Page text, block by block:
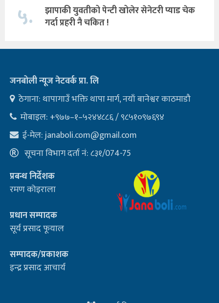
५.
झापाकी युवतीको पेन्टी खोलेर सेनेटरी प्याड चेक
गर्दा प्रहरी नै चकित !
जनबोली न्यूज नेटवर्क प्रा. लि
ठेगाना: थापागाउँ भक्ति थापा मार्ग, नयाँ बानेश्वर काठमाडौ
मोबाइल: +९७७–१–५२४४८८६ / ९८५१०९७६९४
ई-मेल:janaboli.com@gmail.com
सूचना विभाग दर्ता नं: ८३१/074-75
प्रबन्ध निर्देशक
रमण कोइराला
प्रधान सम्पादक
सूर्य प्रसाद फूयाल
सम्पादक/प्रकाशक
इन्द्र प्रसाद आचार्य